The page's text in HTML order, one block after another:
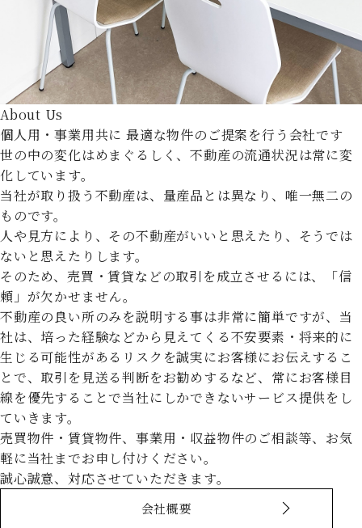
About Us
個人用・事業用共に 最適な物件のご提案を行う会社です
世の中の変化はめまぐるしく、不動産の流通状況は常に変
化しています。
当社が取り扱う不動産は、量産品とは異なり、唯一無二の
ものです。
人や見方により、その不動産がいいと思えたり、そうでは
ないと思えたりします。
そのため、売買・賃貸などの取引を成立させるには、「信
頼」が欠かせません。
不動産の良い所のみを説明する事は非常に簡単ですが、当
社は、培った経験などから見えてくる不安要素・将来的に
生じる可能性があるリスクを誠実にお客様にお伝えするこ
とで、取引を見送る判断をお勧めするなど、常にお客様目
線を優先することで当社にしかできないサービス提供をし
ていきます。
売買物件・賃貸物件、事業用・収益物件のご相談等、お気
軽に当社までお申し付けください。
誠心誠意、対応させていただきます。
会社概要